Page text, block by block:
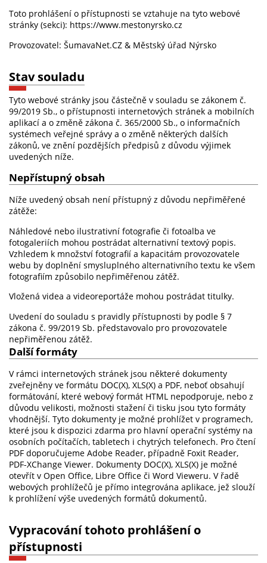
Toto prohlášení o přístupnosti se vztahuje na tyto webové
stránky (sekci): https://www.mestonyrsko.cz
Provozovatel: ŠumavaNet.CZ & Městský úřad Nýrsko
Stav souladu
Tyto webové stránky jsou částečně v souladu se zákonem č.
99/2019 Sb., o přístupnosti internetových stránek a mobilních
aplikací a o změně zákona č. 365/2000 Sb., o informačních
systémech veřejné správy a o změně některých dalších
zákonů, ve znění pozdějších předpisů z důvodu výjimek
uvedených níže.
Nepřístupný obsah
Níže uvedený obsah není přístupný z důvodu nepřiměřené
zátěže:
Náhledové nebo ilustrativní fotografie či fotoalba ve
fotogaleriích mohou postrádat alternativní textový popis.
Vzhledem k množství fotografií a kapacitám provozovatele
webu by doplnění smysluplného alternativního textu ke všem
fotografiím způsobilo nepřiměřenou zátěž.
Vložená videa a videoreportáže mohou postrádat titulky.
Uvedení do souladu s pravidly přístupnosti by podle § 7
zákona č. 99/2019 Sb. představovalo pro provozovatele
nepřiměřenou zátěž.
Další formáty
V rámci internetových stránek jsou některé dokumenty
zveřejněny ve formátu DOC(X), XLS(X) a PDF, neboť obsahují
formátování, které webový formát HTML nepodporuje, nebo z
důvodu velikosti, možnosti stažení či tisku jsou tyto formáty
vhodnější. Tyto dokumenty je možné prohlížet v programech,
které jsou k dispozici zdarma pro hlavní operační systémy na
osobních počítačích, tabletech i chytrých telefonech. Pro čtení
PDF doporučujeme Adobe Reader, případně Foxit Reader,
PDF-XChange Viewer. Dokumenty DOC(X), XLS(X) je možné
otevřít v Open Office, Libre Office či Word Vieweru. V řadě
webových prohlížečů je přímo integrována aplikace, jež slouží
k prohlížení výše uvedených formátů dokumentů.
Vypracování tohoto prohlášení o
přístupnosti